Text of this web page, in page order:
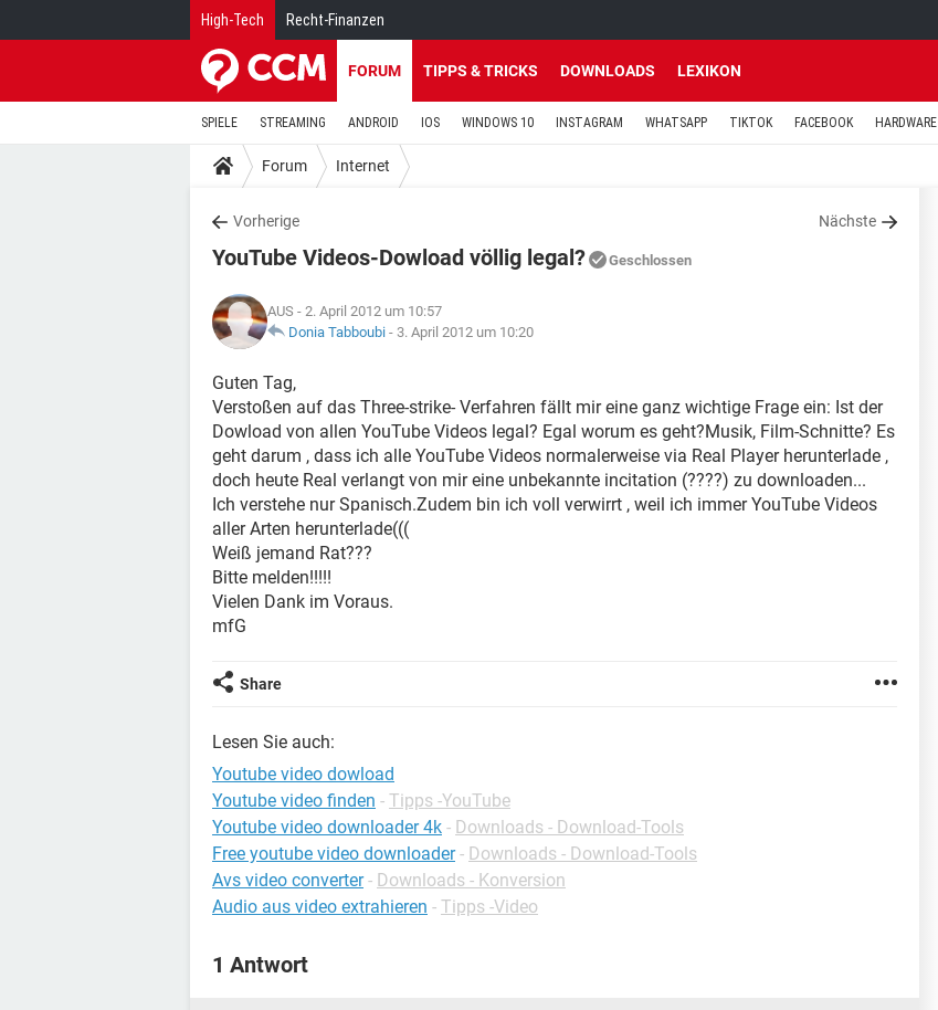
High-Tech Recht-Finanzen
FORUM TIPPS & TRICKS DOWNLOADS LEXIKON
SPIELE STREAMING ANDROID IOS WINDOWS 10 INSTAGRAM WHATSAPP TIKTOK FACEBOOK HARDWARE
Forum Internet
Vorherige Nächste
YouTube Videos-Dowload völlig legal? Geschlossen
AUS - 2. April 2012 um 10:57
Donia Tabboubi - 3. April 2012 um 10:20
Guten Tag,
Verstoßen auf das Three-strike- Verfahren fällt mir eine ganz wichtige Frage ein: Ist der
Dowload von allen YouTube Videos legal? Egal worum es geht?Musik, Film-Schnitte? Es
geht darum , dass ich alle YouTube Videos normalerweise via Real Player herunterlade ,
doch heute Real verlangt von mir eine unbekannte incitation (????) zu downloaden...
Ich verstehe nur Spanisch.Zudem bin ich voll verwirrt , weil ich immer YouTube Videos
aller Arten herunterlade(((
Weiß jemand Rat???
Bitte melden!!!!!
Vielen Dank im Voraus.
mfG
Share
Lesen Sie auch:
Youtube video dowload
Youtube video finden - Tipps -YouTube
Youtube video downloader 4k - Downloads - Download-Tools
Free youtube video downloader - Downloads - Download-Tools
Avs video converter - Downloads - Konversion
Audio aus video extrahieren - Tipps -Video
1 Antwort